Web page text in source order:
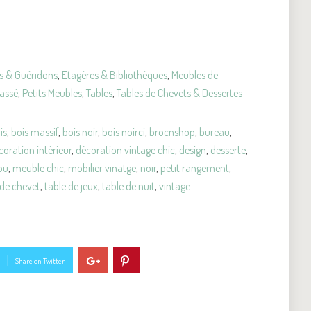
& Guéridons, Etagères & Bibliothèques, Meubles de
, Petits Meubles, Tables, Tables de Chevets & Dessertes
, bois massif, bois noir, bois noirci, brocnshop, bureau,
intérieur, décoration vintage chic, design, desserte,
, meuble chic, mobilier vinatge, noir, petit rangement,
chevet, table de jeux, table de nuit, vintage
Share on Twitter